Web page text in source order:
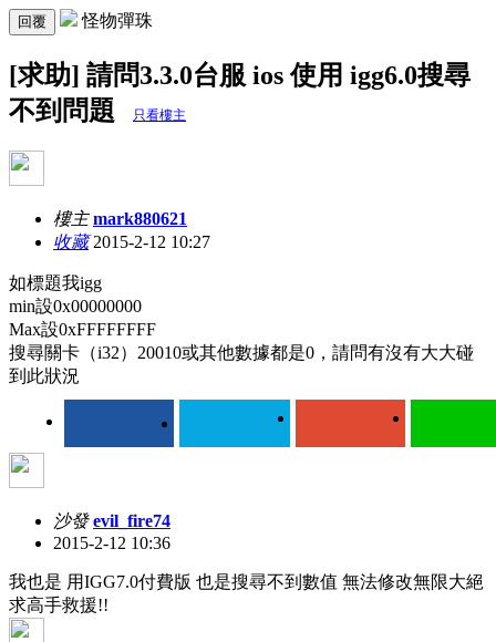
回覆 怪物彈珠
[求助] 請問3.3.0台服 ios 使用 igg6.0搜尋
不到問題
只看樓主
樓主 mark880621
收藏2015-2-12 10:27
如標題我igg
min設0x00000000
Max設0xFFFFFFFF
搜尋關卡（i32）20010或其他數據都是0，請問有沒有大大碰
到此狀況
沙發 evil_fire74
2015-2-12 10:36
我也是 用IGG7.0付費版 也是搜尋不到數值 無法修改無限大絕
求高手救援!!